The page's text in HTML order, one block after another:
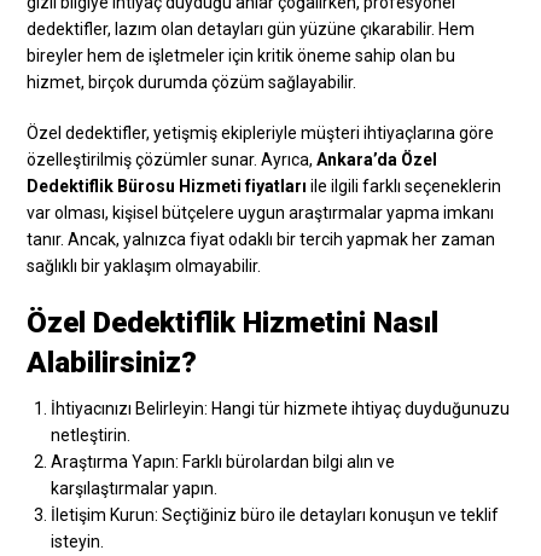
dedektifler, lazım olan detayları gün yüzüne çıkarabilir. Hem
bireyler hem de işletmeler için kritik öneme sahip olan bu
hizmet, birçok durumda çözüm sağlayabilir.
Özel dedektifler, yetişmiş ekipleriyle müşteri ihtiyaçlarına göre
özelleştirilmiş çözümler sunar. Ayrıca,Ankara’da Özel
Dedektiflik Bürosu Hizmeti fiyatları ile ilgili farklı seçeneklerin
var olması, kişisel bütçelere uygun araştırmalar yapma imkanı
tanır. Ancak, yalnızca fiyat odaklı bir tercih yapmak her zaman
sağlıklı bir yaklaşım olmayabilir.
Özel Dedektiflik Hizmetini Nasıl
Alabilirsiniz?
İhtiyacınızı Belirleyin: Hangi tür hizmete ihtiyaç duyduğunuzu
netleştirin.
Araştırma Yapın: Farklı bürolardan bilgi alın ve
karşılaştırmalar yapın.
İletişim Kurun: Seçtiğiniz büro ile detayları konuşun ve teklif
isteyin.